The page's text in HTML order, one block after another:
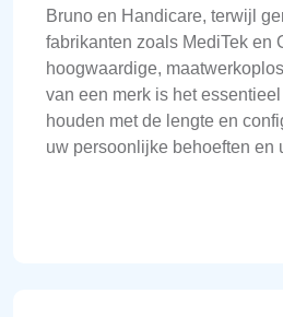
Bruno en Handicare, terwijl
fabrikanten zoals MediTek en
hoogwaardige,
van een merk is het
houden met de lengte en
uw persoonlijke behoeften en